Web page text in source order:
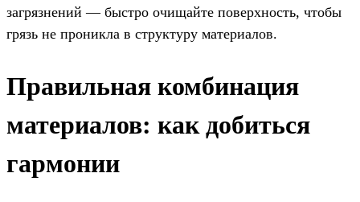
загрязнений — быстро очищайте поверхность, чтобы
грязь не проникла в структуру материалов.
Правильная комбинация
материалов: как добиться
гармонии